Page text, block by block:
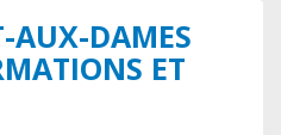
AUX-DAMES
ET